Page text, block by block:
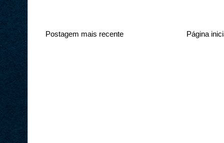
Postagem mais recente Página